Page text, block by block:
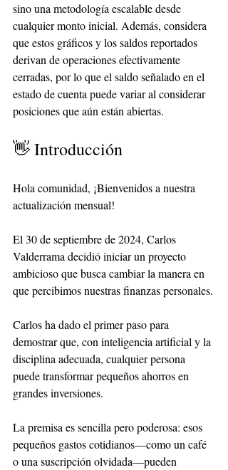
sino una metodología escalable desde
cualquier monto inicial. Además, considera
que estos gráficos y los saldos reportados
derivan de operaciones efectivamente
cerradas, por lo que el saldo señalado en el
estado de cuenta puede variar al considerar
posiciones que aún están abiertas.
👋 Introducción
Hola comunidad, ¡Bienvenidos a nuestra
actualización mensual!
El 30 de septiembre de 2024, Carlos
Valderrama decidió iniciar un proyecto
ambicioso que busca cambiar la manera en
que percibimos nuestras finanzas personales.
Carlos ha dado el primer paso para
demostrar que, con inteligencia artificial y la
disciplina adecuada, cualquier persona
puede transformar pequeños ahorros en
grandes inversiones.
La premisa es sencilla pero poderosa: esos
pequeños gastos cotidianos—como un café
o una suscripción olvidada—pueden